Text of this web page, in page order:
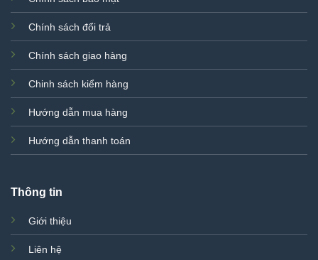
Chính sách đổi trả
Chính sách giao hàng
Chinh sách kiểm hàng
Hướng dẫn mua hàng
Hướng dẫn thanh toán
Thông tin
Giới thiệu
Liên hệ